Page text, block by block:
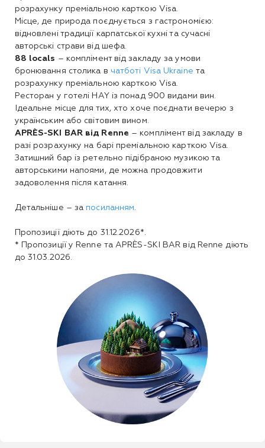
розрахунку преміальною карткою Visa.
Місце, де природа поєднується з гастрономією:
відновлені традиції карпатської кухні та сучасні
авторські страви від шефа.
88 locals – комплімент від закладу за умови
бронювання столика в чатботі Visa Ukraine та
розрахунку преміальною карткою Visa.
Ресторан у готелі HAY із понад 900 видами вин.
Ідеальне місце для тих, хто хоче поєднати вечерю з
українським або світовим вином.
APRÈS-SKI BAR від Renne – комплімент від закладу в
разі розрахунку на барі преміальною карткою Visa.
Затишний бар із ретельно підібраною музикою та
авторськими напоями, де можна продовжити
задоволення після катання.
Детальніше – за посиланням
Пропозиції діють до 31.12.2026*.
* Пропозиції у Renne та APRÈS-SKI BAR від Renne діють
до 31.03.2026.